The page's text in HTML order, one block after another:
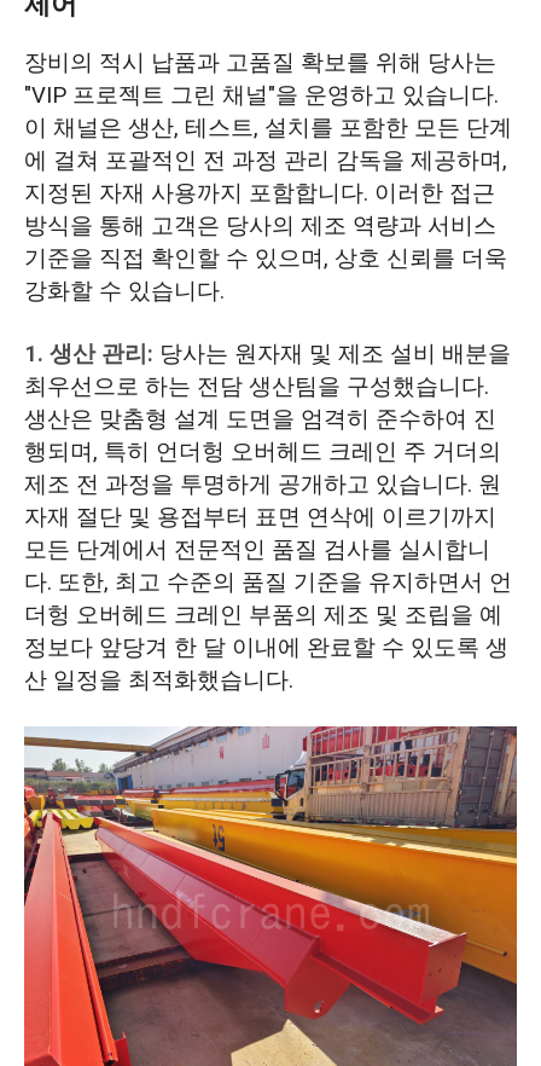
장비의 적시 납품과 고품질 확보를 위해 당사는
"VIP 프로젝트 그린 채널"을 운영하고 있습니다.
이 채널은 생산, 테스트, 설치를 포함한 모든 단계
에 걸쳐 포괄적인 전 과정 관리 감독을 제공하며,
지정된 자재 사용까지 포함합니다. 이러한 접근
방식을 통해 고객은 당사의 제조 역량과 서비스
기준을 직접 확인할 수 있으며, 상호 신뢰를 더욱
강화할 수 있습니다.
1. 생산 관리: 당사는 원자재 및 제조 설비 배분을
최우선으로 하는 전담 생산팀을 구성했습니다.
생산은 맞춤형 설계 도면을 엄격히 준수하여 진
행되며, 특히 언더헝 오버헤드 크레인 주 거더의
제조 전 과정을 투명하게 공개하고 있습니다. 원
자재 절단 및 용접부터 표면 연삭에 이르기까지
모든 단계에서 전문적인 품질 검사를 실시합니
다. 또한, 최고 수준의 품질 기준을 유지하면서 언
더헝 오버헤드 크레인 부품의 제조 및 조립을 예
정보다 앞당겨 한 달 이내에 완료할 수 있도록 생
산 일정을 최적화했습니다.